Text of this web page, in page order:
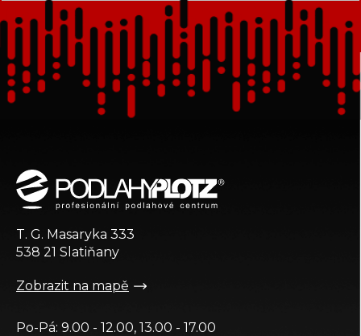
T. G. Masaryka 333
538 21 Slatiňany
Zobrazit na mapě
Po-Pá: 9.00 - 12.00, 13.00 - 17.00